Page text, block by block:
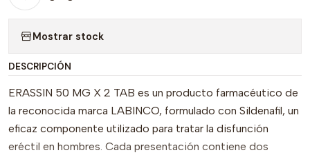
Mostrar stock
DESCRIPCIÓN
ERASSIN 50 MG X 2 TAB es un producto farmacéutico de
la reconocida marca LABINCO, formulado con Sildenafil, un
eficaz componente utilizado para tratar la disfunción
eréctil en hombres. Cada presentación contiene dos